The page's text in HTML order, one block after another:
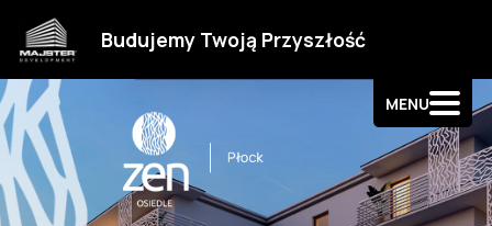
Budujemy Twoją Przyszłość
MENU
Kontakt